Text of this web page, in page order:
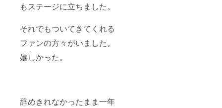
もステージに立ちました。
それでもついてきてくれる
ファンの方々がいました。
嬉しかった。
辞めきれなかったまま一年